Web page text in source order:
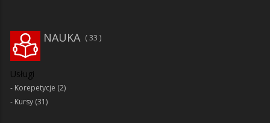
33
NAUKA
Usługi
Korepetycje (2)
Kursy (31)